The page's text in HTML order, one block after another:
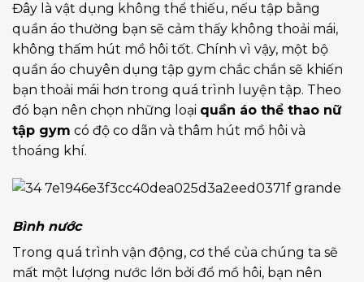
Đây là vật dụng không thể thiếu, nếu tập bằng
quần áo thường bạn sẽ cảm thấy không thoải mái,
không thấm hút mồ hôi tốt. Chính vì vậy, một bộ
quần áo chuyên dụng tập gym chắc chắn sẽ khiến
bạn thoải mái hơn trong quá trình luyện tập. Theo
đó bạn nên chọn những loại quần áo thể thao nữ
tập gym có độ co dãn và thâm hút mồ hôi và
thoáng khí.
Bình nước
Trong quá trình vận động, cơ thể của chúng ta sẽ
mất một lượng nước lớn bởi đổ mồ hôi, bạn nên